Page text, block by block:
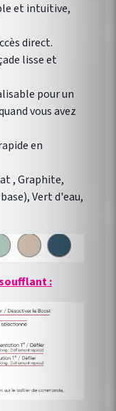
et intuitive,
direct.
lisse et
pour un
vous avez
en
, Graphite,
Vert d'eau,
: